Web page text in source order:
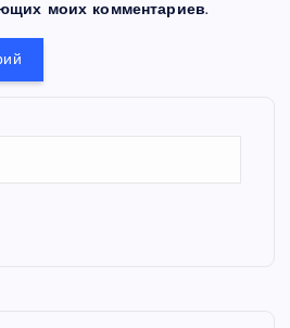
моих комментариев.